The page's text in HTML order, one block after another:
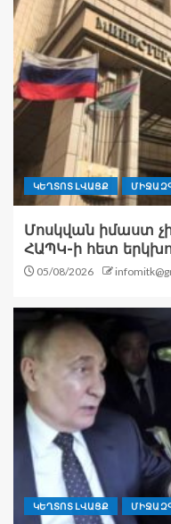
ԿԵՂՏՈՏ ԼՎԱՑՔ
Մոսկվան իմաստ
ՀԱՊԿ-ի հետ
05/08/2026
ԿԵՂՏՈՏ ԼՎԱՑՔ